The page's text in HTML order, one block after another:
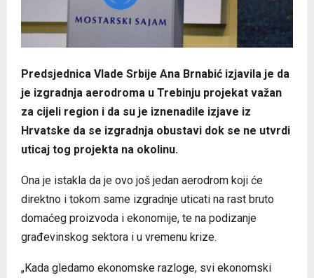
Predsjednica Vlade Srbije Ana Brnabić izjavila je da
je izgradnja aerodroma u Trebinju projekat važan
za cijeli region i da su je iznenadile izjave iz
Hrvatske da se izgradnja obustavi dok se ne utvrdi
uticaj tog projekta na okolinu.
Ona je istakla da je ovo još jedan aerodrom koji će
direktno i tokom same izgradnje uticati na rast bruto
domaćeg proizvoda i ekonomije, te na podizanje
građevinskog sektora i u vremenu krize.
„Kada gledamo ekonomske razloge, svi ekonomski